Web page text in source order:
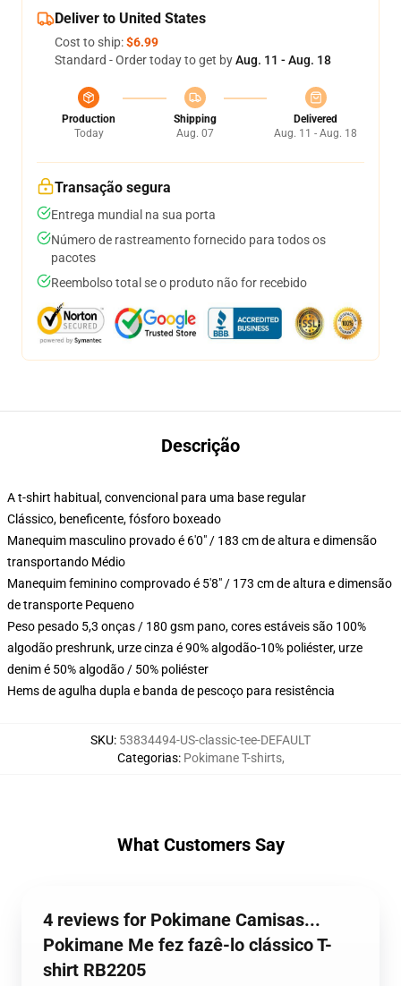
Deliver to United States
Cost to ship:$6.99
Standard - Order today to get byAug. 11 - Aug. 18
Production
Today
Shipping
Aug. 07
Delivered
Aug. 11 - Aug. 18
Transação segura
Entrega mundial na sua porta
Número de rastreamento fornecido para todos os
pacotes
Reembolso total se o produto não for recebido
Descrição
A t-shirt habitual, convencional para uma base regular
Clássico, beneficente, fósforo boxeado
Manequim masculino provado é 6'0" / 183 cm de altura e dimensão
transportando Médio
Manequim feminino comprovado é 5'8" / 173 cm de altura e dimensão
de transporte Pequeno
Peso pesado 5,3 onças / 180 gsm pano, cores estáveis são 100%
algodão preshrunk, urze cinza é 90% algodão-10% poliéster, urze
denim é 50% algodão / 50% poliéster
Hems de agulha dupla e banda de pescoço para resistência
SKU: 53834494-US-classic-tee-DEFAULT
Categorias: Pokimane T-shirts,
What Customers Say
4 reviews for Pokimane Camisas...
Pokimane Me fez fazê-lo clássico T-
shirt RB2205